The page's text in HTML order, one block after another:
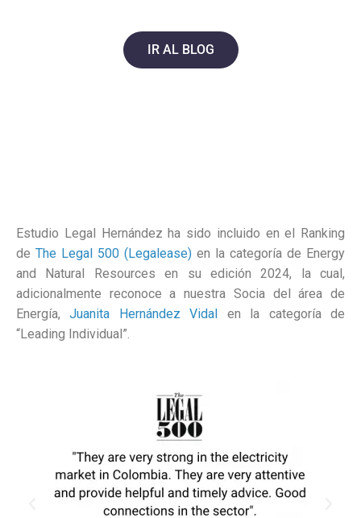
IR AL BLOG
Estudio Legal Hernández ha sido incluido en el Ranking
de The Legal 500 (Legalease) en la categoría de Energy
and Natural Resources en su edición 2024, la cual,
adicionalmente reconoce a nuestra Socia del área de
Energía,Juanita Hernández Vidal en la categoría de
“Leading Individual”.